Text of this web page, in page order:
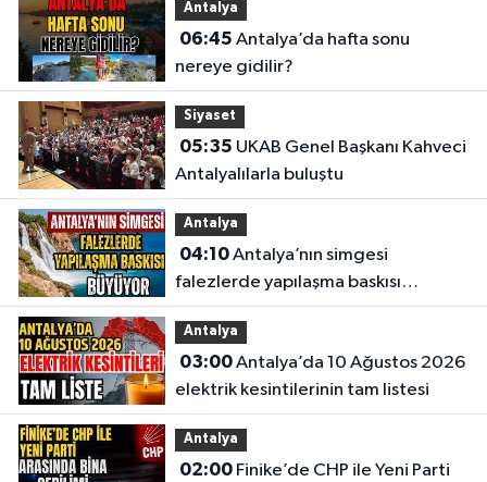
Antalya
06:45
nereye gidilir?
Siyaset
05:35
Antalyalılarla buluştu
Antalya
04:10Antalya’nın simgesi
falezlerde yapılaşma baskısı
büyüyor
Antalya
03:00Antalya’da 10 Ağustos 2026
elektrik kesintilerinin tam listesi
Antalya
02:00Finike’de CHP ile Yeni Parti